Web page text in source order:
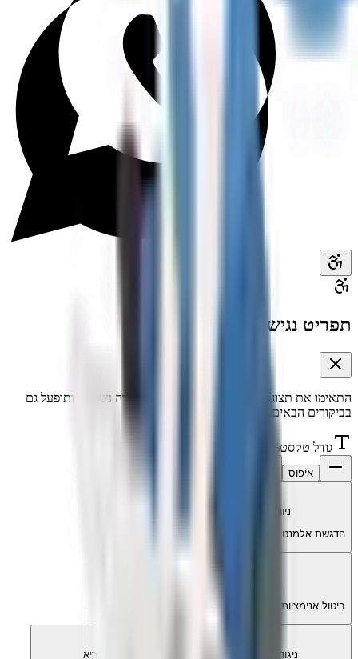
תפריט נגישות
התאימו את תצוגת האתר לצרכים שלכם. הבחירה נשמרת ותופעל גם
בביקורים הבאים.
גודל טקסט%
איפוס
ניווט מקלדת
הדגשת אלמנט הפוקוס בניווט עם Tab
ביטול אנימציות והבהובים למניעת הסחות דעת
ניגודיות מוגברת גופן קריא